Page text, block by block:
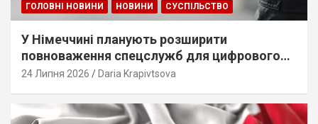
ГОЛОВНІ НОВИНИ НОВИНИ СУСПІЛЬСТВО
У Німеччині планують розширити
повноваження спецслужб для цифрового
стеження
24 Липня 2026 Daria Krapivtsova